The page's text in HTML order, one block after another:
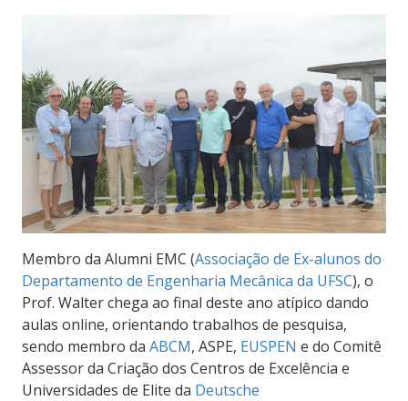
Membro da Alumni EMC (Associação de Ex-alunos do
Departamento de Engenharia Mecânica da UFSC), o
Prof. Walter chega ao final deste ano atípico dando
aulas online, orientando trabalhos de pesquisa,
sendo membro da ABCM, ASPE, EUSPEN e do Comitê
Assessor da Criação dos Centros de Excelência e
Universidades de Elite da Deutsche